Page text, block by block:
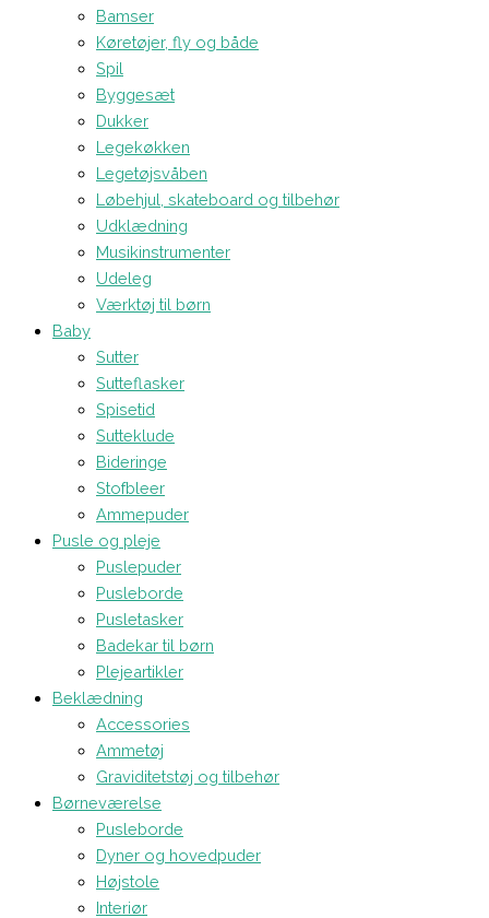
Bamser
Køretøjer, fly og både
Spil
Byggesæt
Dukker
Legekøkken
Legetøjsvåben
Løbehjul, skateboard og tilbehør
Udklædning
Musikinstrumenter
Udeleg
Værktøj til børn
Baby
Sutter
Sutteflasker
Spisetid
Sutteklude
Bideringe
Stofbleer
Ammepuder
Pusle og pleje
Puslepuder
Pusleborde
Pusletasker
Badekar til børn
Plejeartikler
Beklædning
Accessories
Ammetøj
Graviditetstøj og tilbehør
Børneværelse
Pusleborde
Dyner og hovedpuder
Højstole
Interiør